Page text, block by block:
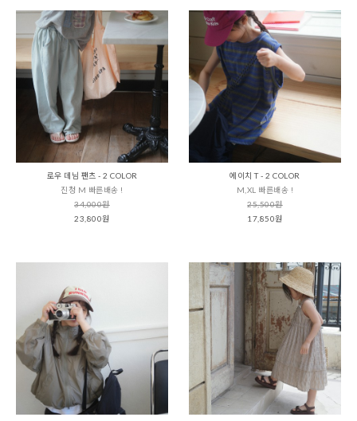
로우 데님 팬츠 - 2 COLOR
진청 M 빠른배송 !
34,000원
23,800원
에이치 T - 2 COLOR
M,XL 빠른배송 !
25,500원
17,850원